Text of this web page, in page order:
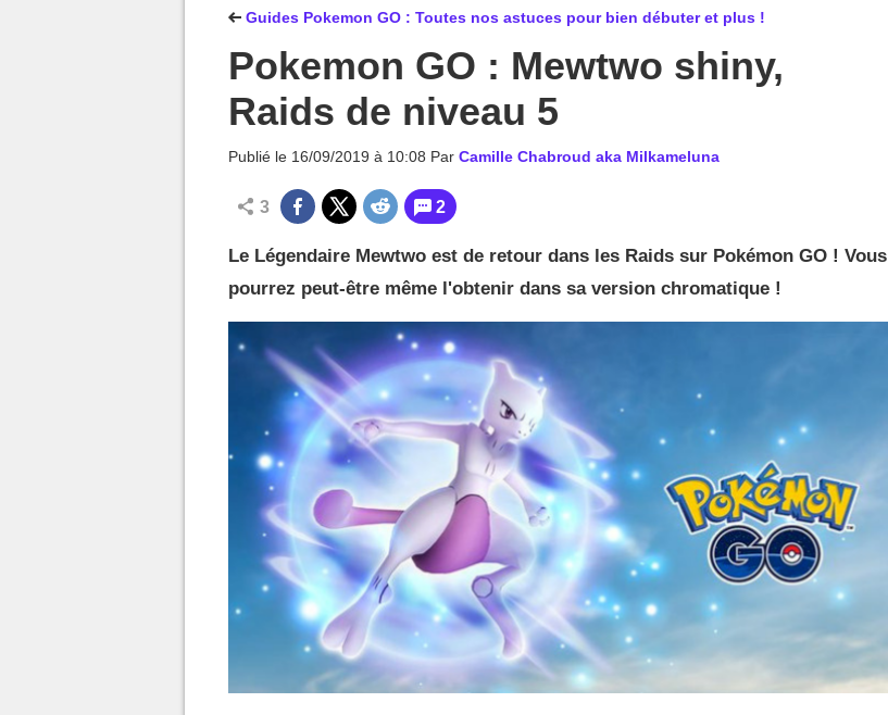
Guides Pokemon GO : Toutes nos astuces pour bien débuter et plus !
Pokemon GO : Mewtwo shiny,
Raids de niveau 5
Publié le 16/09/2019 à 10:08 Par Camille Chabroud aka Milkameluna
3 2
Le Légendaire Mewtwo est de retour dans les Raids sur Pokémon GO ! Vous
pourrez peut-être même l'obtenir dans sa version chromatique !